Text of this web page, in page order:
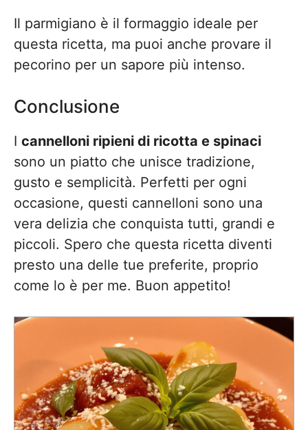
Il parmigiano è il formaggio ideale per
questa ricetta, ma puoi anche provare il
pecorino per un sapore più intenso.
Conclusione
I cannelloni ripieni di ricotta e spinaci
sono un piatto che unisce tradizione,
gusto e semplicità. Perfetti per ogni
occasione, questi cannelloni sono una
vera delizia che conquista tutti, grandi e
piccoli. Spero che questa ricetta diventi
presto una delle tue preferite, proprio
come lo è per me. Buon appetito!